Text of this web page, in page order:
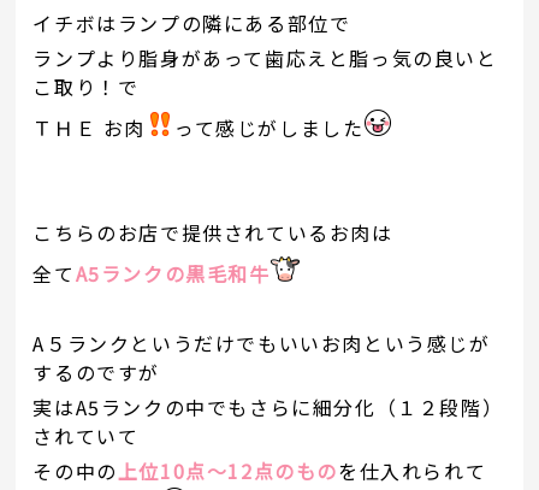
イチボはランプの隣にある部位で
ランプより脂身があって歯応えと脂っ気の良いと
こ取り！で
ＴＨＥ お肉
って感じがしました
こちらのお店で提供されているお肉は
全てA5ランクの黒毛和牛
A５ランクというだけでもいいお肉という感じが
するのですが
実はA5ランクの中でもさらに細分化（１２段階）
されていて
その中の上位10点～12点のものを仕入れられて